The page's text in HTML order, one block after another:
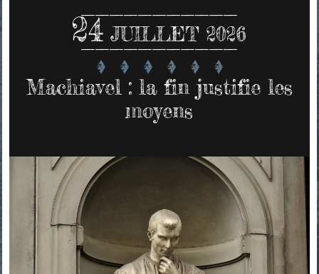
24 JUILLET 2026
Machiavel : la fin justifie les
moyens